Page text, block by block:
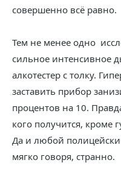
совершенно всё равно.
Тем не менее одно
сильное интенсивное
алкотестер с толку.
заставить прибор
процентов на 10.
кого получится, кроме
Да и любой
мягко говоря, странно.